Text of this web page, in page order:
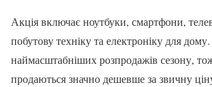
Акція включає ноутбуки, смартфони,
побутову техніку та електроніку для
наймасштабніших розпродажів сезону,
продаються значно дешевше за звичну